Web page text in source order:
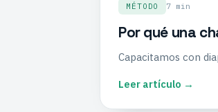
MÉTODO 7 min
Por qué una
Capacitamos con
Leer artículo →